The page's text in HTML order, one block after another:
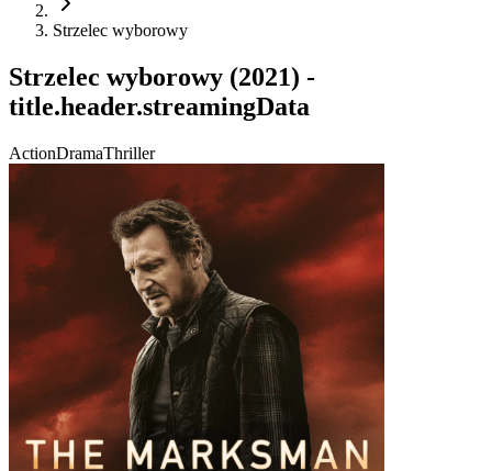
Strzelec wyborowy
Strzelec wyborowy (2021) -
title.header.streamingData
ActionDramaThriller